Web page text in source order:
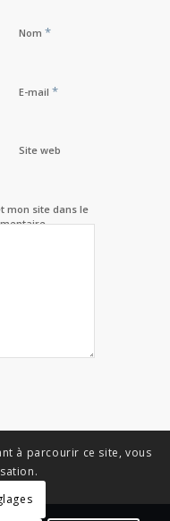
Nom *
E-mail *
Site web
mon site dans le
à parcourir ce site, vous